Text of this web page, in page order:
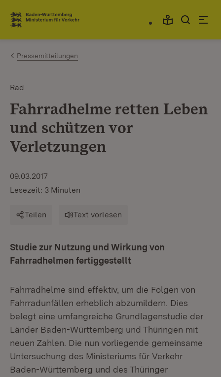
Zum Inhalt springen
Link zur Startseite
Pressemitteilungen
Rad
Fahrradhelme retten Leben
und schützen vor
Verletzungen
09.03.2017
Lesezeit: 3 Minuten
Teilen Text vorlesen
Studie zur Nutzung und Wirkung von
Fahrradhelmen fertiggestellt
Fahrradhelme sind effektiv, um die Folgen von
Fahrradunfällen erheblich abzumildern. Dies
belegt eine umfangreiche Grundlagenstudie der
Länder Baden-Württemberg und Thüringen mit
neuen Zahlen. Die nun vorliegende gemeinsame
Untersuchung des Ministeriums für Verkehr
Baden-Württemberg und des Thüringer